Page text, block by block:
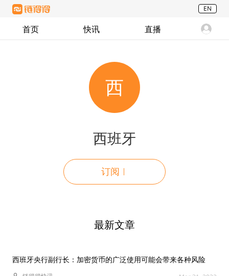
EN
首页 快讯 直播
西
西班牙
订阅
最新文章
西班牙央行副行长：加密货币的广泛使用可能会带来各种风险